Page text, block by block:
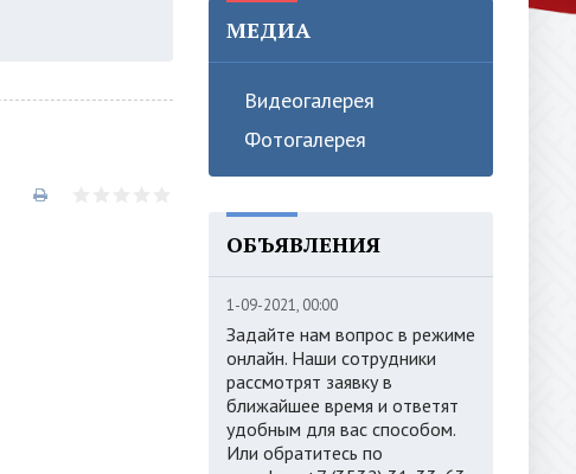
МЕДИА
Видеогалерея
Фотогалерея
ОБЪЯВЛЕНИЯ
1-09-2021, 00:00
Задайте нам вопрос в режиме
онлайн. Наши сотрудники
рассмотрят заявку в
ближайшее время и ответят
удобным для вас способом.
Или обратитесь по